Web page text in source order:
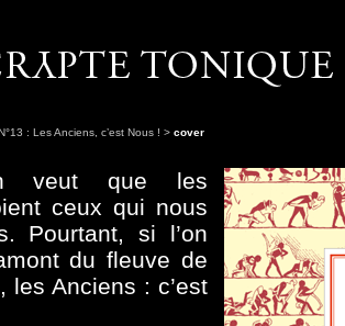
: Les Anciens, c’est Nous ! > cover
veut que les
ceux qui nous
Pourtant, si l’on
du fleuve de
les Anciens : c’est